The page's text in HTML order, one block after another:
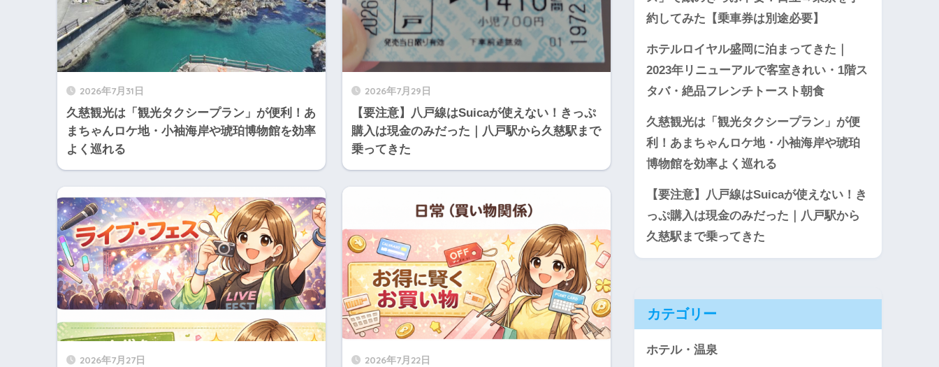
2026年7月31日
久慈観光は「観光タクシープラン」が便利！あ
まちゃんロケ地・小袖海岸や琥珀博物館を効率
よく巡れる
2026年7月29日
【要注意】八戸線はSuicaが使えない！きっぷ
購入は現金のみだった｜八戸駅から久慈駅まで
乗ってきた
2026年7月27日 2026年7月22日
約してみた【乗車券は別途必要】
ホテルロイヤル盛岡に泊まってきた｜
2023年リニューアルで客室きれい・1階ス
タバ・絶品フレンチトースト朝食
久慈観光は「観光タクシープラン」が便
利！あまちゃんロケ地・小袖海岸や琥珀
博物館を効率よく巡れる
【要注意】八戸線はSuicaが使えない！き
っぷ購入は現金のみだった｜八戸駅から
久慈駅まで乗ってきた
カテゴリー
ホテル・温泉